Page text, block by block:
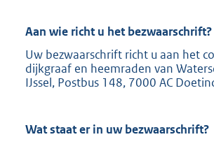
Aan wie richt u het bezwaarschrift?
Uw bezwaarschrift richt u aan het
dijkgraaf en heemraden van
IJssel, Postbus 148, 7000 AC
Wat staat er in uw bezwaarschrift?